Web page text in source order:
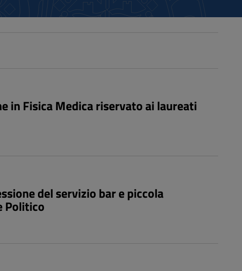
in Fisica Medica riservato ai laureati
del servizio bar e piccola
Politico